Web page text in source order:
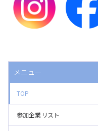
メニュー
TOP
参加企業リスト